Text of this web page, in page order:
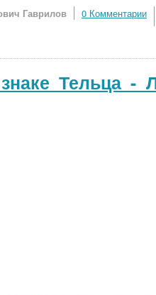
Гаврилов 0 Комментарии
Тельца -